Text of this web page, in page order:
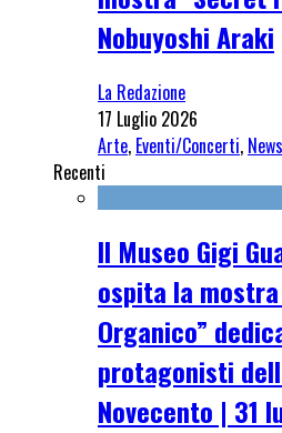
Nobuyoshi Araki
La Redazione
17 Luglio 2026
Arte, Eventi/Concerti, News
Recenti
Il Museo Gigi
ospita la
Organico”
protagonisti
Novecento | 31